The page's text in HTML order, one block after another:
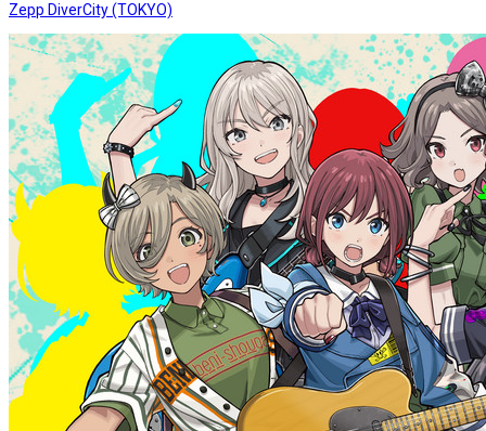
Zepp DiverCity (TOKYO)